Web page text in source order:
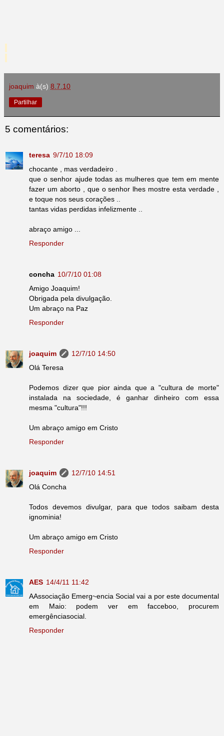
joaquim à(s) 8.7.10
Partilhar
5 comentários:
teresa 9/7/10 18:09
chocante , mas verdadeiro .
que o senhor ajude todas as mulheres que tem em mente
fazer um aborto , que o senhor lhes mostre esta verdade ,
e toque nos seus corações ..
tantas vidas perdidas infelizmente ..
abraço amigo ...
Responder
concha 10/7/10 01:08
Amigo Joaquim!
Obrigada pela divulgação.
Um abraço na Paz
Responder
joaquim
12/7/10 14:50
Olá Teresa
Podemos dizer que pior ainda que a "cultura de morte"
instalada na sociedade, é ganhar dinheiro com essa
mesma "cultura"!!!
Um abraço amigo em Cristo
Responder
joaquim
12/7/10 14:51
Olá Concha
Todos devemos divulgar, para que todos saibam desta
ignominia!
Um abraço amigo em Cristo
Responder
AES 14/4/11 11:42
AAssociação Emerg~encia Social vai a por este documental
em Maio: podem ver em facceboo, procurem
emergênciasocial.
Responder